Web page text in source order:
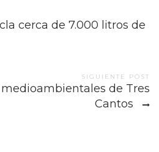
cerca de 7.000 litros de
SIGUIENTE POST
de Tres
Cantos